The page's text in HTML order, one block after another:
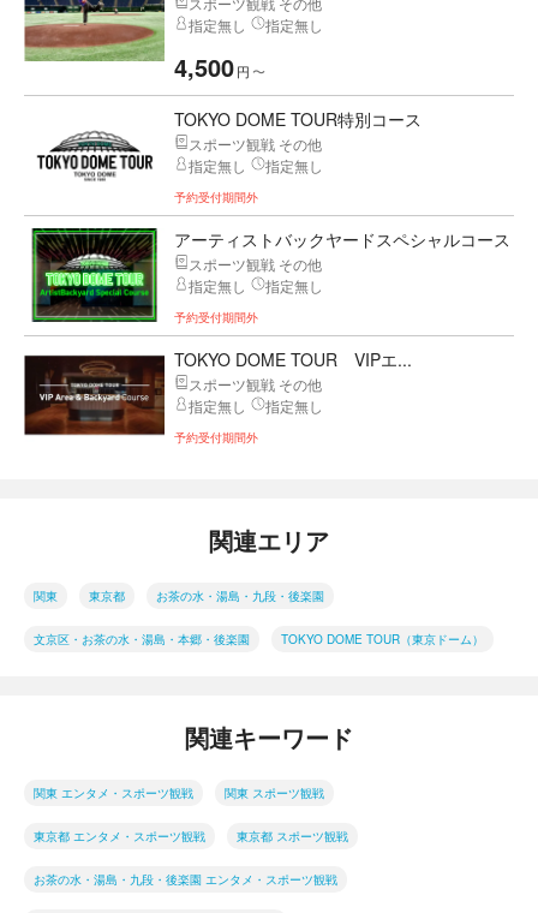
指定無し
指定無し
4,500円 〜
TOKYO DOME TOUR特別コース
スポーツ観戦 その他
指定無し
指定無し
予約受付期間外
アーティストバックヤードスペシャルコース
スポーツ観戦 その他
指定無し
指定無し
予約受付期間外
TOKYO DOME TOUR VIPエ...
スポーツ観戦 その他
指定無し
指定無し
予約受付期間外
関連エリア
関東 東京都 お茶の水・湯島・九段・後楽園
文京区・お茶の水・湯島・本郷・後楽園 TOKYO DOME TOUR（東京ドーム）
関連キーワード
関東 エンタメ・スポーツ観戦 関東 スポーツ観戦
東京都 エンタメ・スポーツ観戦 東京都 スポーツ観戦
お茶の水・湯島・九段・後楽園 エンタメ・スポーツ観戦